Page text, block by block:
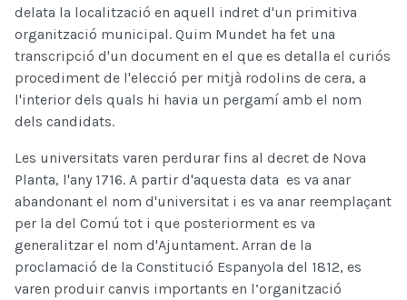
delata la localització en aquell indret d'un primitiva
organització municipal. Quim Mundet ha fet una
transcripció d'un document en el que es detalla el curiós
procediment de l'elecció per mitjà rodolins de cera, a
l'interior dels quals hi havia un pergamí amb el nom
dels candidats.
Les universitats varen perdurar fins al decret de Nova
Planta, l'any 1716. A partir d'aquesta data es va anar
abandonant el nom d'universitat i es va anar reemplaçant
per la del Comú tot i que posteriorment es va
generalitzar el nom d'Ajuntament. Arran de la
proclamació de la Constitució Espanyola del 1812, es
varen produir canvis importants en l’organització